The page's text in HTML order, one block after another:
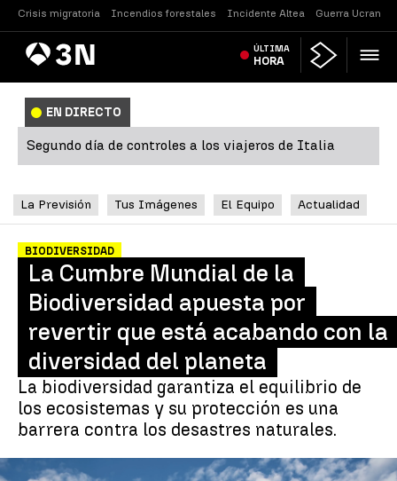
Crisis migratoria Incendios forestales Incidente Altea Guerra Ucrania
AntenaNoticias ÚLTIMA
HORA
EN DIRECTO
Segundo día de controles a los viajeros de Italia
La Previsión Tus Imágenes El Equipo Actualidad
BIODIVERSIDAD
La Cumbre Mundial de la
Biodiversidad apuesta por
revertir que está acabando con la
diversidad del planeta
La biodiversidad garantiza el equilibrio de
los ecosistemas y su protección es una
barrera contra los desastres naturales.